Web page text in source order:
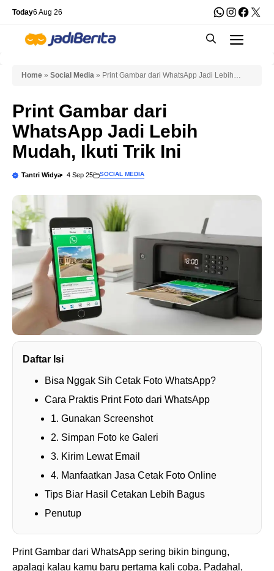
Skip
content
Today6 Aug 26 WhatsApp
X
Home » Social Media » Print Gambar dari WhatsApp Jadi Lebih
Print Gambar dari
WhatsApp Jadi Lebih
Mudah, Ikuti Trik Ini
Tantri Widya 4 Sep 25 SOCIAL MEDIA
Daftar Isi
Bisa Nggak Sih Cetak Foto WhatsApp?
Cara Praktis Print Foto dari WhatsApp
1. Gunakan Screenshot
2. Simpan Foto ke Galeri
3. Kirim Lewat Email
4. Manfaatkan Jasa Cetak Foto Online
Tips Biar Hasil Cetakan Lebih Bagus
Penutup
Print Gambar dari WhatsApp sering bikin bingung,
apalagi kalau kamu baru pertama kali coba. Padahal,